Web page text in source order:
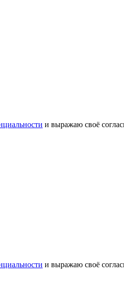
и выражаю своё
и выражаю своё